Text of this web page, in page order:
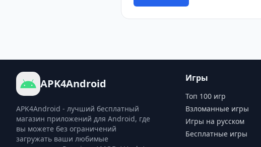
APK4Android
APK4Android - лучший бесплатный
магазин приложений для Android, где
вы можете без ограничений
загружать ваши любимые
Игры
Топ 100 игр
Взломанные игры
Игры на русском
Бесплатные игры